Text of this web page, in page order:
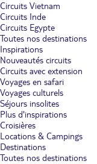
Circuits Vietnam
Circuits Inde
Circuits Egypte
Toutes nos destinations
Inspirations
Nouveautés circuits
Circuits avec extension
Voyages en safari
Voyages culturels
Séjours insolites
Plus d'inspirations
Croisières
Locations & Campings
Destinations
Toutes nos destinations